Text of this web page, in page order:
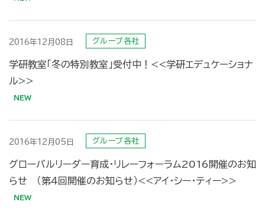
2016年12月08日 グループ各社
学研教室「冬の特別教室」受付中！<<学研エデュケーショナ
ル>>
2016年12月05日 グループ各社
グローバルリーダー育成・リレーフォーラム2016開催のお知
らせ （第４回開催のお知らせ）<<アイ・シー・ティー>>